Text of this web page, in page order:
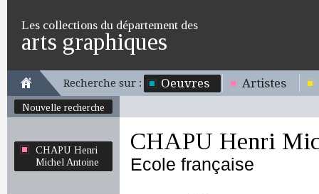
Les collections du département des
arts graphiques
Recherche sur : Oeuvres Artistes
Nouvelle recherche
CHAPU Henri
Michel Antoine
CHAPU Henri
Ecole française